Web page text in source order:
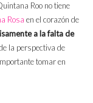
Roo no tiene
Rosa en el corazón de
a la falta de
la perspectiva de
tomar en